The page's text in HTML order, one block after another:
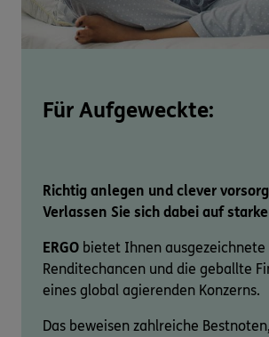
Für Aufgeweckte:
Richtig anlegen und clever
Verlassen Sie sich dabei auf
ERGO bietet Ihnen ausgezeichnete
Renditechancen und die geballte
eines global agierenden Konzerns.
Das beweisen zahlreiche